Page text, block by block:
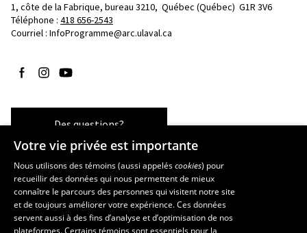
1, côte de la Fabrique, bureau 3210, Québec (Québec)  G1R 3V6
Téléphone : 418 656-2543
Courriel : InfoProgramme@arc.ulaval.ca
Suivez-nous sur Facebook
Suivez-nous sur Instagram
Suivez-nous sur YouTube
Des questions?
Les écoles et la recherche
École d’art
École supérieure d’aménagement du territoire et de développement
Votre vie privée est importante
Nous utilisons des témoins (aussi appeléscookies) pour
recueillir des données qui nous permettent de mieux
connaître le parcours des personnes qui visitent notre site
et de toujours améliorer votre expérience. Ces données
servent aussi à des fins d’analyse et d’optimisation de nos
plateformes. Certains témoins sont essentiels pour la